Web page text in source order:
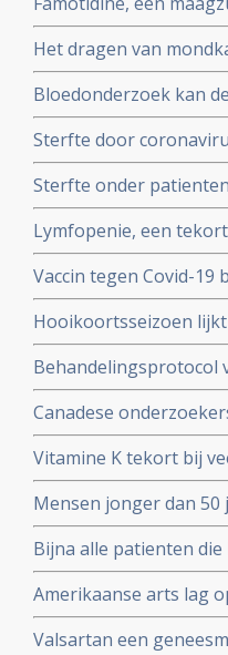
COVID-19, en
onder 1000
Het dragen van
besmet worden met
Bloedonderzoek kan
volgen en voorspellen
Sterfte door
met mensen zonder
bewijs. Blijkt uit grote
Sterfte onder
beduidend hoger bij
met het coronavirus -
Lymfopenie, een
ernst van klachten en
19
Vaccin tegen Covid-
van de 108
Hooikoortsseizoen
virus (COVID-19) blijkt
Behandelingsprotocol
combinatie van
bloedverdunners blijkt
Canadese
dosis vitamine C bij
studieprotocol
Vitamine K tekort bij
en beademing nodig
Mensen jonger dan
met het coronavirus,
Bijna alle patienten
Yorkse ziekenhuizen
waren de
Amerikaanse arts lag
infusen met hoge
Valsartan een